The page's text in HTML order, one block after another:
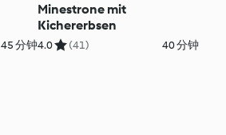
45 分钟
Minestrone mit
Kichererbsen
4.0 (41) 40 分钟